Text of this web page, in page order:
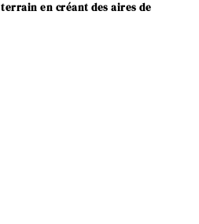
en créant des aires de